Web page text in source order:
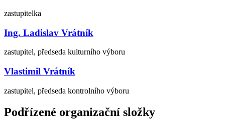
zastupitelka
Ing. Ladislav Vrátník
zastupitel, předseda kulturního výboru
Vlastimil Vrátník
zastupitel, předseda kontrolního výboru
Podřízené organizační složky